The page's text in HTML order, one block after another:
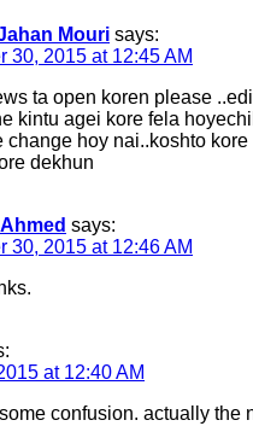
Mouri says:
30, 2015 at 12:45 AM
ta open koren please
kintu agei kore fela
change hoy nai..koshto kore
dekhun
says:
30, 2015 at 12:46 AM
at 12:40 AM
confusion. actually the